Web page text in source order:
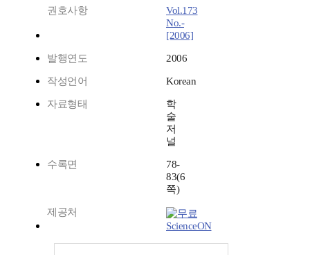
권호사항
Vol.173
No.-
[2006]
발행연도 2006
작성언어 Korean
자료형태
학
술
저
널
수록면
78-
83(6
쪽)
제공처
ScienceON